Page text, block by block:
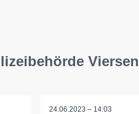
Viersen
24.06.2023 – 14:03